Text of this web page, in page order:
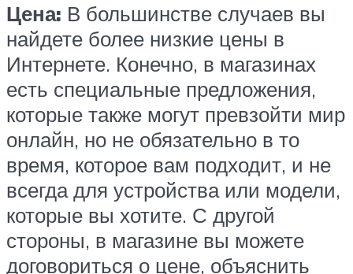
Цена: В большинстве случаев вы
найдете более низкие цены в
Интернете. Конечно, в магазинах
есть специальные предложения,
которые также могут превзойти мир
онлайн, но не обязательно в то
время, которое вам подходит, и не
всегда для устройства или модели,
которые вы хотите. С другой
стороны, в магазине вы можете
договориться о цене, объяснить